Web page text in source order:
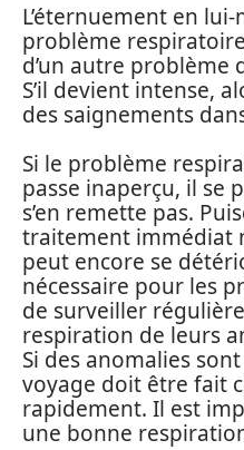
L’éternuement en lui-
problème
d’un autre problème
S’il devient intense,
des saignements
Si le problème
passe inaperçu, il se
s’en remette pas.
traitement immédiat
peut encore se
nécessaire pour les
de surveiller
respiration de leurs
Si des anomalies
voyage doit être fait
rapidement. Il est
une bonne